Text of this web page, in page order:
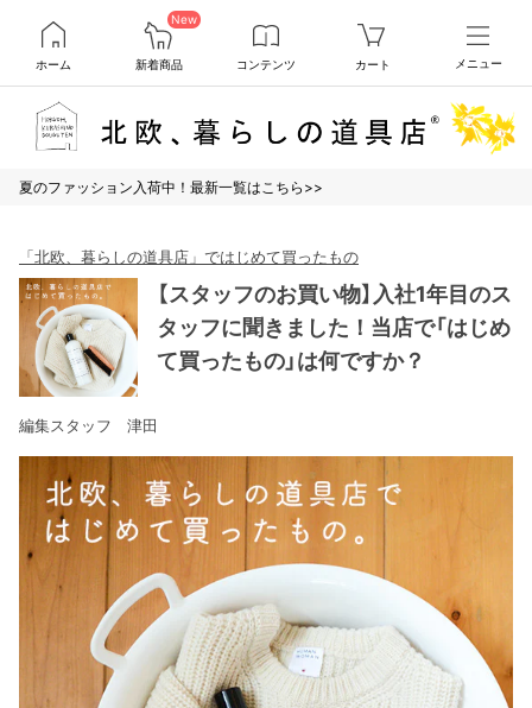
ホーム
New
新着商品 コンテンツ カート メニュー
夏のファッション入荷中！最新一覧はこちら>>
「北欧、暮らしの道具店」ではじめて買ったもの
【スタッフのお買い物】入社1年目のス
タッフに聞きました！当店で「はじめ
て買ったもの」は何ですか？
編集スタッフ 津田